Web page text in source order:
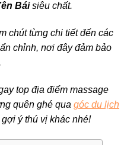
Báisiêu chất.
chút từng chi tiết đến các
chỉnh, nơi đây đảm bảo
top địa điểm massage
quên ghé qua góc du lịch
ý thú vị khác nhé!